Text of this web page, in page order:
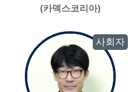
(카덱스코리아)
사회자